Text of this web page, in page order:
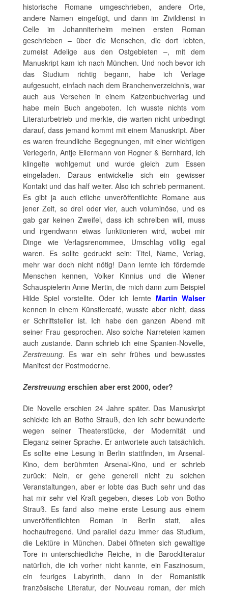
historische Romane umgeschrieben, andere Orte,
andere Namen eingefügt, und dann im Zivildienst in
Celle im Johanniterheim meinen ersten Roman
geschrieben – über die Menschen, die dort lebten,
zumeist Adelige aus den Ostgebieten –, mit dem
Manuskript kam ich nach München. Und noch bevor ich
das Studium richtig begann, habe ich Verlage
aufgesucht, einfach nach dem Branchenverzeichnis, war
auch aus Versehen in einem Katzenbuchverlag und
habe mein Buch angeboten. Ich wusste nichts vom
Literaturbetrieb und merkte, die warten nicht unbedingt
darauf, dass jemand kommt mit einem Manuskript. Aber
es waren freundliche Begegnungen, mit einer wichtigen
Verlegerin, Antje Ellermann von Rogner & Bernhard, ich
klingelte wohlgemut und wurde gleich zum Essen
eingeladen. Daraus entwickelte sich ein gewisser
Kontakt und das half weiter. Also ich schrieb permanent.
Es gibt ja auch etliche unveröffentlichte Romane aus
jener Zeit, so drei oder vier, auch voluminöse, und es
gab gar keinen Zweifel, dass ich schreiben will, muss
und irgendwann etwas funktionieren wird, wobei mir
Dinge wie Verlagsrenommee, Umschlag völlig egal
waren. Es sollte gedruckt sein: Titel, Name, Verlag,
mehr war doch nicht nötig! Dann lernte ich fördernde
Menschen kennen, Volker Kinnius und die Wiener
Schauspielerin Anne Mertin, die mich dann zum Beispiel
Hilde Spiel vorstellte. Oder ich lernte Martin Walser
kennen in einem Künstlercafé, wusste aber nicht, dass
er Schriftsteller ist. Ich habe den ganzen Abend mit
seiner Frau gesprochen. Also solche Narreteien kamen
auch zustande. Dann schrieb ich eine Spanien-Novelle,
Zerstreuung. Es war ein sehr frühes und bewusstes
Manifest der Postmoderne.
Zerstreuung erschien aber erst 2000, oder?
Die Novelle erschien 24 Jahre später. Das Manuskript
schickte ich an Botho Strauß, den ich sehr bewunderte
wegen seiner Theaterstücke, der Modernität und
Eleganz seiner Sprache. Er antwortete auch tatsächlich.
Es sollte eine Lesung in Berlin stattfinden, im Arsenal-
Kino, dem berühmten Arsenal-Kino, und er schrieb
zurück: Nein, er gehe generell nicht zu solchen
Veranstaltungen, aber er lobte das Buch sehr und das
hat mir sehr viel Kraft gegeben, dieses Lob von Botho
Strauß. Es fand also meine erste Lesung aus einem
unveröffentlichten Roman in Berlin statt, alles
hochaufregend. Und parallel dazu immer das Studium,
die Lektüre in München. Dabei öffneten sich gewaltige
Tore in unterschiedliche Reiche, in die Barockliteratur
natürlich, die ich vorher nicht kannte, ein Faszinosum,
ein feuriges Labyrinth, dann in der Romanistik
französische Literatur, der Nouveau roman, der mich